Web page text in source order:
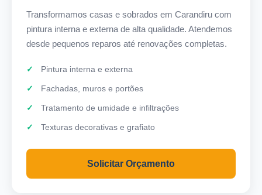
Transformamos casas e sobrados em Carandiru com
pintura interna e externa de alta qualidade. Atendemos
desde pequenos reparos até renovações completas.
Pintura interna e externa
Fachadas, muros e portões
Tratamento de umidade e infiltrações
Texturas decorativas e grafiato
Solicitar Orçamento